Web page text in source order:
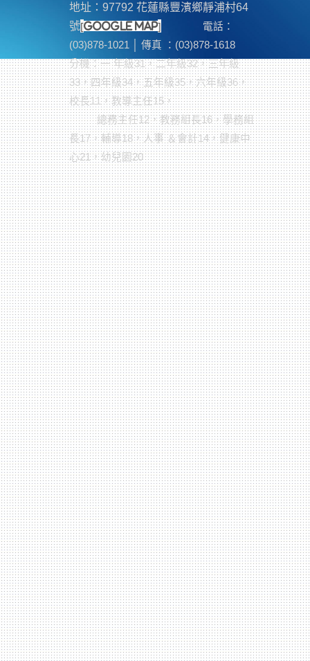
地址：97792 花蓮縣豐濱鄉靜浦村64
號[google map]
電話：
(03)878-1021 │ 傳真 ：(03)878-1618
分機：一 年級31，二年級32，三年級
33，四年級34，五年級35，六年級36，
校長11，教導主任15，
總務主任12，教務組長16，學務組
長17，輔導18，人事 ＆會計14，健康中
心21，幼兒園20